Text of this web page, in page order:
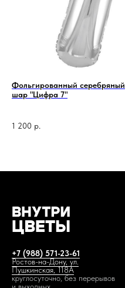
Фольгированный серебряный
шар "Цифра 7"
1 200 р.
+7 (988) 571-23-61
Ростов-на-Дону, ул.
Пушкинская, 118А
круглосуточно, без перерывов